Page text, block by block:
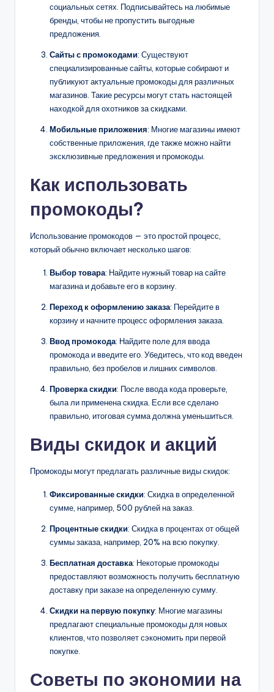
социальных сетях. Подписывайтесь на любимые
бренды, чтобы не пропустить выгодные
предложения.
Сайты с промокодами: Существуют
специализированные сайты, которые собирают и
публикуют актуальные промокоды для различных
магазинов. Такие ресурсы могут стать настоящей
находкой для охотников за скидками.
Мобильные приложения: Многие магазины имеют
собственные приложения, где также можно найти
эксклюзивные предложения и промокоды.
Как использовать
промокоды?
Использование промокодов — это простой процесс,
который обычно включает несколько шагов:
Выбор товара: Найдите нужный товар на сайте
магазина и добавьте его в корзину.
Переход к оформлению заказа: Перейдите в
корзину и начните процесс оформления заказа.
Ввод промокода: Найдите поле для ввода
промокода и введите его. Убедитесь, что код введен
правильно, без пробелов и лишних символов.
Проверка скидки: После ввода кода проверьте,
была ли применена скидка. Если все сделано
правильно, итоговая сумма должна уменьшиться.
Виды скидок и акций
Промокоды могут предлагать различные виды скидок:
Фиксированные скидки: Скидка в определенной
сумме, например, 500 рублей на заказ.
Процентные скидки: Скидка в процентах от общей
суммы заказа, например, 20% на всю покупку.
Бесплатная доставка: Некоторые промокоды
предоставляют возможность получить бесплатную
доставку при заказе на определенную сумму.
Скидки на первую покупку: Многие магазины
предлагают специальные промокоды для новых
клиентов, что позволяет сэкономить при первой
покупке.
Советы по экономии на